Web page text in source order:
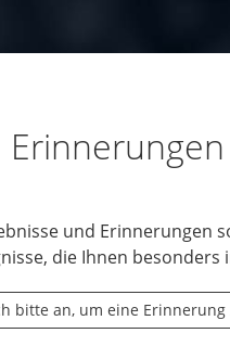
Erinnerungen
und Erinnerungen
die Ihnen
bitte an, um eine